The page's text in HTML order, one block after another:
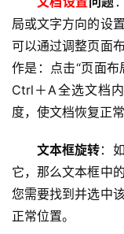
首
页
务
器
局或文字方向的设
可以通过调整页面
作是：点击“页面布
Ctrl＋A全选文档
度，使文档恢复正常
文本框旋转：
它，那么文本框中
您需要找到并选中
正常位置。